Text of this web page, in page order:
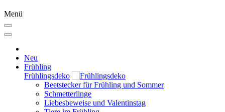
Menü
Neu
Frühling
Frühlingsdeko
Beetstecker für Frühling und Sommer
Schmetterlinge
Liebesbeweise und Valentinstag